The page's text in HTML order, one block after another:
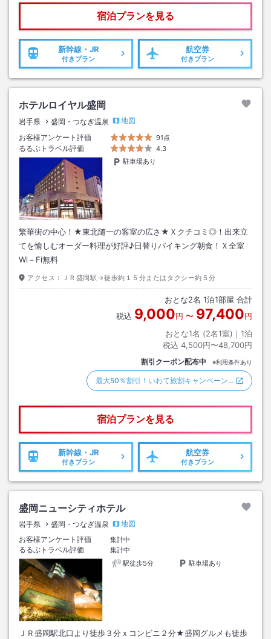
宿泊プランを見る
新幹線・JR
付きプラン
航空券
付きプラン
ホテルロイヤル盛岡
岩手県 盛岡・つなぎ温泉
地図
お客様アンケート評価
91点
るるぶトラベル評価
4.3
駐車場あり
繁華街の中心！★東北随一の客室の広さ★Ｘクチコミ◎！出来立
てを愉しむオーダー料理が好評♪日替りバイキング朝食！Ｘ全室
Wi－Fi無料
アクセス： ＪＲ盛岡駅→徒歩約１５分またはタクシー約５分
おとな2名 1泊1部屋 合計
税込 9,000円 〜 97,400円
おとな1名 (2名1室)｜ 1泊
税込 4,500円〜48,700円
割引クーポン配布中 ※利用条件あり
最大50％割引！いわて旅割キャンペーン…
宿泊プランを見る
新幹線・JR
付きプラン
航空券
付きプラン
盛岡ニューシティホテル
岩手県 盛岡・つなぎ温泉
地図
お客様アンケート評価
集計中
るるぶトラベル評価
集計中
駅徒歩5分
駐車場あり
ＪＲ盛岡駅北口より徒歩３分ｘコンビニ２分★盛岡グルメも徒歩